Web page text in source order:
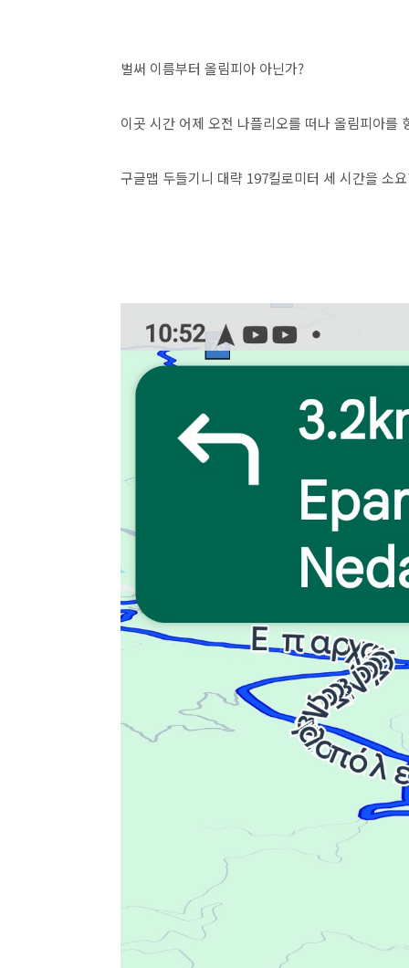
벌써 이름부터 올림피아 아닌가?
이곳 시간 어제 오전 나플리오를 떠나 올림피아를
구글맵 두들기니 대략 197킬로미터 세 시간을 소